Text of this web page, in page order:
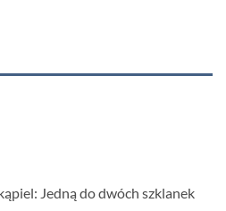
Jedną do dwóch szklanek